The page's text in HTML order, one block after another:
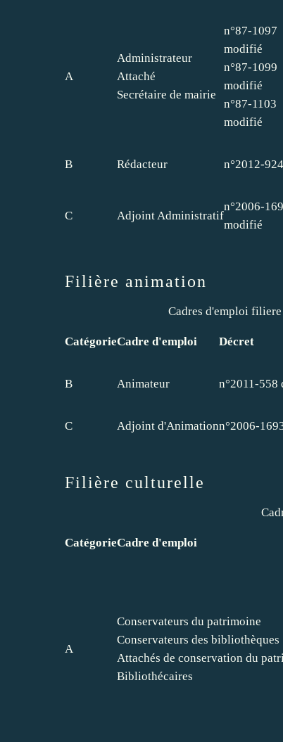
A
Administrateur
Attaché
Secrétaire de mairie
n°87-
modifié
n°87-
modifié
n°87-
modifié
B Rédacteur n°2012-
C Adjoint Administratif
n°2006-
modifié
Filière animation
Cadres d'emploi
CatégorieCadre d'emploi Décret
B Animateur n°2011-558
C Adjoint d'Animationn°2006-
Filière culturelle
CatégorieCadre d'emploi
A
Conservateurs du patrimoine
Conservateurs des bibliothèques
Attachés de conservation du
Bibliothécaires